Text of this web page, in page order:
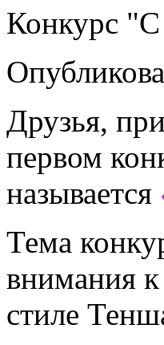
Конкурс
Друзья,
первом
называется
Тема
внимания
стиле